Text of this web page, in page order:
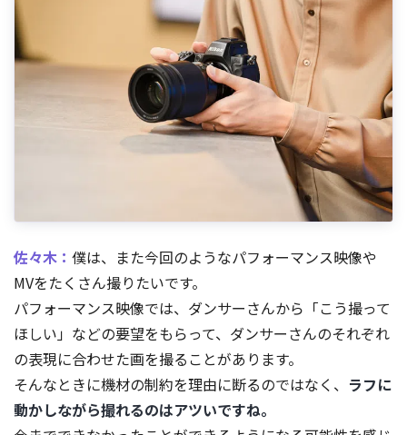
佐々木： 僕は、また今回のようなパフォーマンス映像や
MVをたくさん撮りたいです。
パフォーマンス映像では、ダンサーさんから「こう撮って
ほしい」などの要望をもらって、ダンサーさんのそれぞれ
の表現に合わせた画を撮ることがあります。
そんなときに機材の制約を理由に断るのではなく、 ラフに
動かしながら撮れるのはアツいですね。